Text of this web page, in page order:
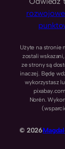
Użyte na stronie
zostali
ze strony są
inaczej. Będę
wykorzystasz
Norén.
© 2026